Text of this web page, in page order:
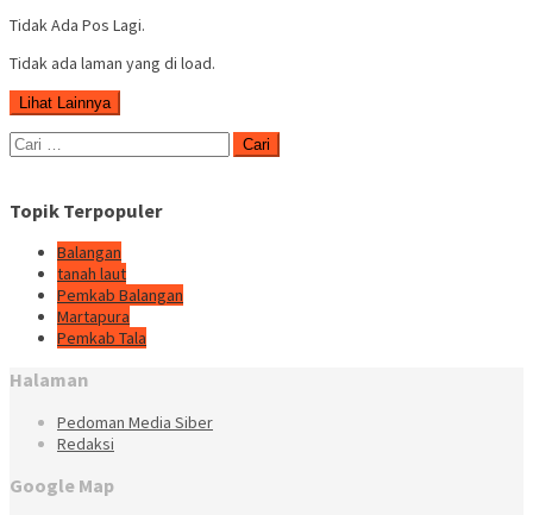
Tidak Ada Pos Lagi.
Tidak ada laman yang di load.
Lihat Lainnya
Cari
untuk:
Topik Terpopuler
Balangan
tanah laut
Pemkab Balangan
Martapura
Pemkab Tala
Halaman
Pedoman Media Siber
Redaksi
Google Map